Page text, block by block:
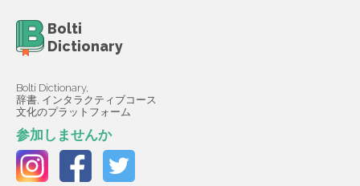
Bolti
Dictionary
Bolti Dictionary,
辞書, インタラクティブコース
文化のプラットフォーム
参加しませんか